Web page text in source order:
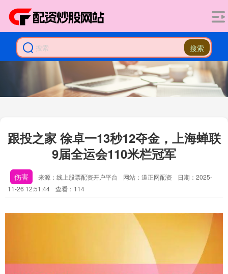
搜索
跟投之家 徐卓一13秒12夺金，上海蝉联
9届全运会110米栏冠军
伤害 来源：线上股票配资开户平台 网站：道正网配资
日期：2025-
11-26 12:51:44
查看：114